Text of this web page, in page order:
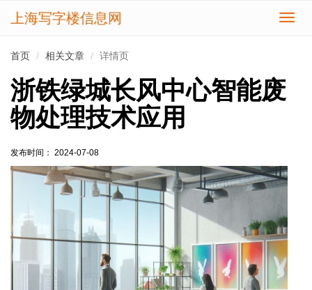
切
上海写字楼信息网
首页 相关文章 详情页
浙铁绿城长风中心智能废
物处理技术应用
发布时间： 2024-07-08